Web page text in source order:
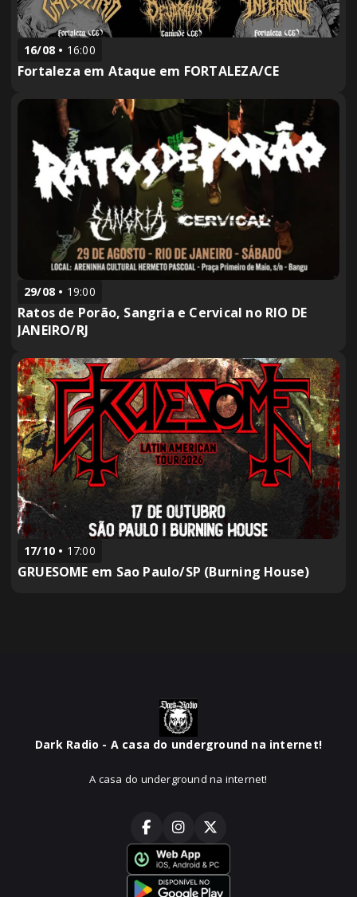
16/08 16:00
Fortaleza em Ataque em FORTALEZA/CE
29/08 19:00
Ratos de Porão, Sangria e Cervical no RIO DE
JANEIRO/RJ
17/10 17:00
GRUESOME em Sao Paulo/SP (Burning House)
Dark Radio - A casa do underground na internet!
A casa do underground na internet!